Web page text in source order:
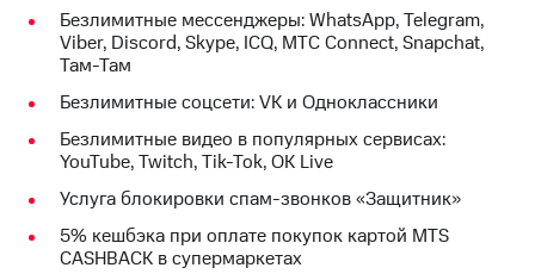
Акционерный
капитал
Контроль
и
Рынок
акций
Описание
Программа
приобретения
Безлимитные мессенджеры: WhatsApp, Telegram,
Viber, Discord, Skype, ICQ, МТС Connect, Snapchat,
Там-Там
Безлимитные соцсети: VK и Одноклассники
Безлимитные видео в популярных сервисах:
YouTube, Twitch, Tik-Tok, OK Live
Услуга блокировки спам-звонков «Защитник»
5% кешбэка при оплате покупок картой MTS
CASHBACK в супермаркетах